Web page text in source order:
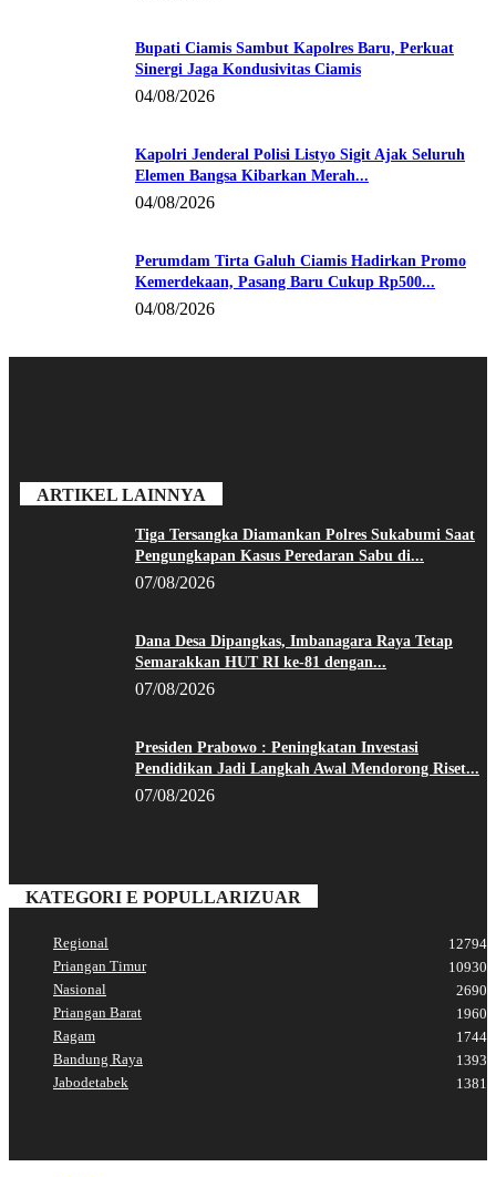
Bupati Ciamis Sambut Kapolres Baru, Perkuat
Sinergi Jaga Kondusivitas Ciamis
04/08/2026
Kapolri Jenderal Polisi Listyo Sigit Ajak Seluruh
Elemen Bangsa Kibarkan Merah...
04/08/2026
Perumdam Tirta Galuh Ciamis Hadirkan Promo
Kemerdekaan, Pasang Baru Cukup Rp500...
04/08/2026
ARTIKEL LAINNYA
Tiga Tersangka Diamankan Polres Sukabumi Saat
Pengungkapan Kasus Peredaran Sabu di...
07/08/2026
Dana Desa Dipangkas, Imbanagara Raya Tetap
Semarakkan HUT RI ke-81 dengan...
07/08/2026
Presiden Prabowo : Peningkatan Investasi
Pendidikan Jadi Langkah Awal Mendorong Riset...
07/08/2026
KATEGORI E POPULLARIZUAR
Regional
12794
Priangan Timur
10930
Nasional
2690
Priangan Barat
1960
Ragam
1744
Bandung Raya
1393
Jabodetabek
1381